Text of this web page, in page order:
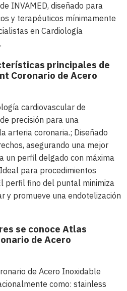
INVAMED, diseñado para
y terapéuticos mínimamente
en Cardiología
principales de
Coronario de Acero
cardiovascular de
precisión para una
arteria coronaria.; Diseñado
asegurando una mejor
un perfil delgado con máxima
para procedimientos
perfil fino del puntal minimiza
y promueve una endotelización
se conoce Atlas
de Acero
de Acero Inoxidable
como: stainless